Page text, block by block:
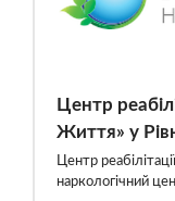
Центр
Життя» у
Центр
наркологічний